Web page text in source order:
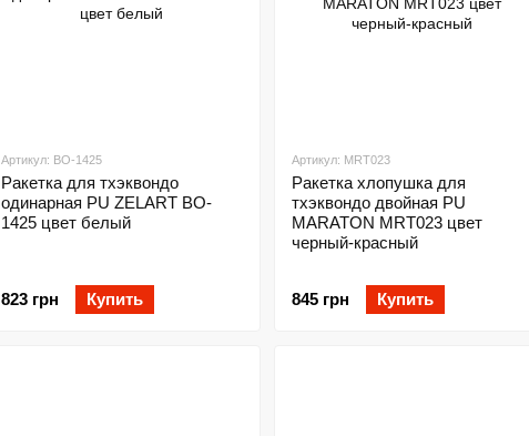
Артикул: BO-1425
Ракетка для тхэквондо
одинарная PU ZELART BO-
1425 цвет белый
823 грн Купить
Артикул: MRT023
Ракетка хлопушка для
тхэквондо двойная PU
MARATON MRT023 цвет
черный-красный
845 грн Купить